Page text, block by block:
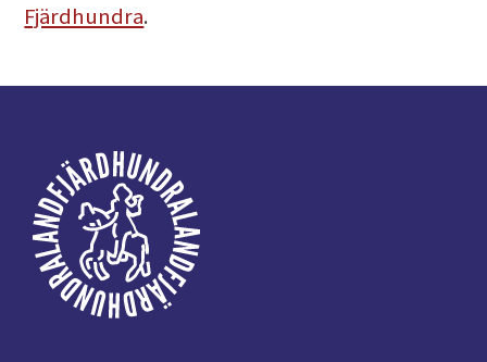
Fjärdhundra.
Voettekst